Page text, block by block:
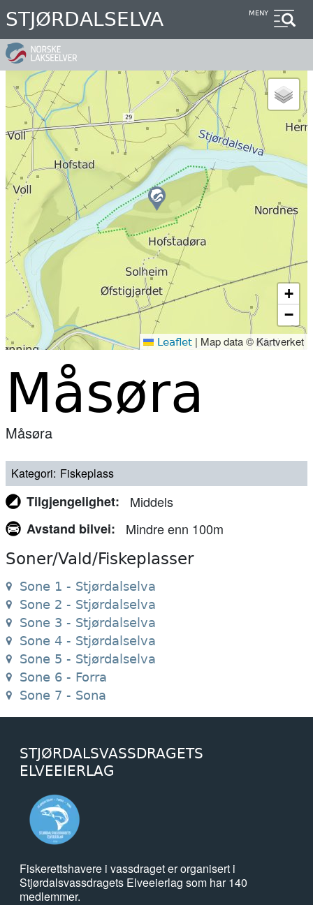
Hopp
til
hovedinnhold
STJØRDALSELVA MENY
+
−
Leaflet | Map data © Kartverket
Måsøra
Måsøra
Kategori Fiskeplass
Tilgjengelighet
Middels
Avstand bilvei
Mindre enn 100m
Soner/Vald/Fiskeplasser
Sone 1 - Stjørdalselva
Sone 2 - Stjørdalselva
Sone 3 - Stjørdalselva
Sone 4 - Stjørdalselva
Sone 5 - Stjørdalselva
Sone 6 - Forra
Sone 7 - Sona
STJØRDALSVASSDRAGETS
ELVEEIERLAG
Fiskerettshavere i vassdraget er organisert i
Stjørdalsvassdragets Elveeierlag som har 140
medlemmer.